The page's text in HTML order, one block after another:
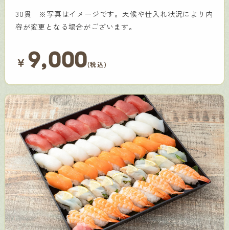
30貫 ※写真はイメージです。天候や仕入れ状況により内
容が変更となる場合がございます。
￥ 9,000(税込)